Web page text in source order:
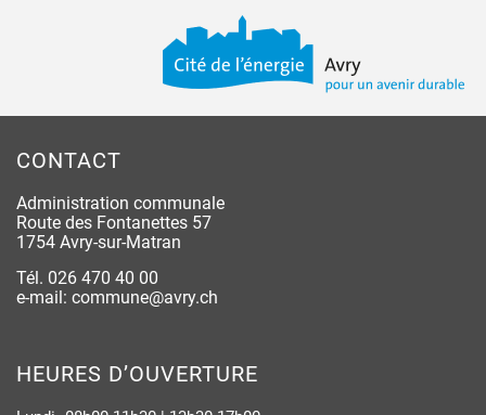
Pied de page
CONTACT
Administration communale
Route des Fontanettes 57
1754 Avry-sur-Matran
Tél. 026 470 40 00
e-mail: commune@avry.ch
HEURES D’OUVERTURE